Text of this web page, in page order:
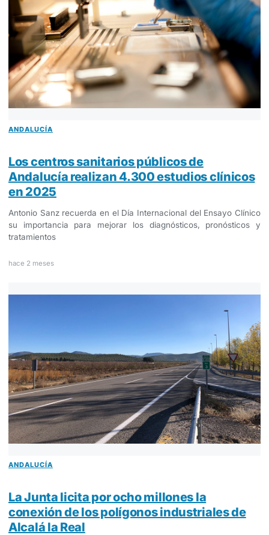
ANDALUCÍA
Los centros sanitarios públicos de
Andalucía realizan 4.300 estudios clínicos
en 2025
Antonio Sanz recuerda en el Día Internacional del Ensayo Clínico
su importancia para mejorar los diagnósticos, pronósticos y
tratamientos
hace 2 meses
ANDALUCÍA
La Junta licita por ocho millones la
conexión de los polígonos industriales de
Alcalá la Real